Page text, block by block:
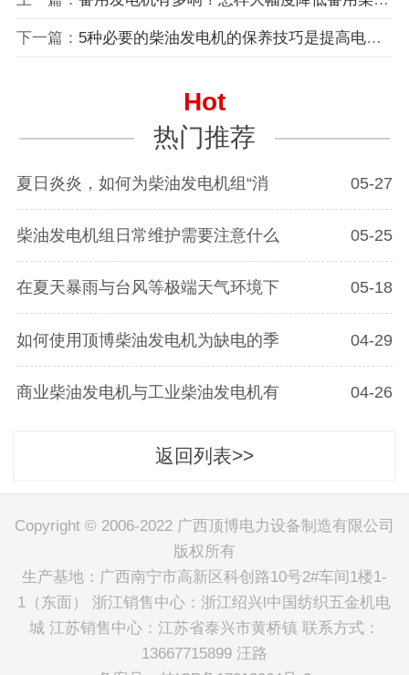
下一篇： 5种必要的柴油发电机的保养技巧是提高电力供应的关键
Hot
热门推荐
夏日炎炎，如何为柴油发电机组“消 05-27
柴油发电机组日常维护需要注意什么 05-25
在夏天暴雨与台风等极端天气环境下 05-18
如何使用顶博柴油发电机为缺电的季 04-29
商业柴油发电机与工业柴油发电机有 04-26
返回列表>>
Copyright © 2006-2022 广西顶博电力设备制造有限公司
版权所有
生产基地：广西南宁市高新区科创路10号2#车间1楼1-
1（东面） 浙江销售中心：浙江绍兴l中国纺织五金机电
城 江苏销售中心：江苏省泰兴市黄桥镇 联系方式：
13667715899 汪路